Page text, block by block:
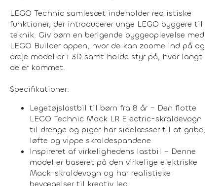
LEGO Technic samlesæt indeholder realistiske
funktioner, der introducerer unge LEGO byggere til
teknik. Giv børn en berigende byggeoplevelse med
LEGO Builder appen, hvor de kan zoome ind på og
dreje modeller i 3D samt holde styr på, hvor langt
de er kommet.
Specifikationer:
Legetøjslastbil til børn fra 8 år – Den flotte
LEGO Technic Mack LR Electric-skraldevogn
til drenge og piger har sidelæsser til at gribe,
løfte og vippe skraldespandene
Inspireret af virkelighedens lastbil – Denne
model er baseret på den virkelige elektriske
Mack-skraldevogn og har realistiske
bevægelser til kreativ leg